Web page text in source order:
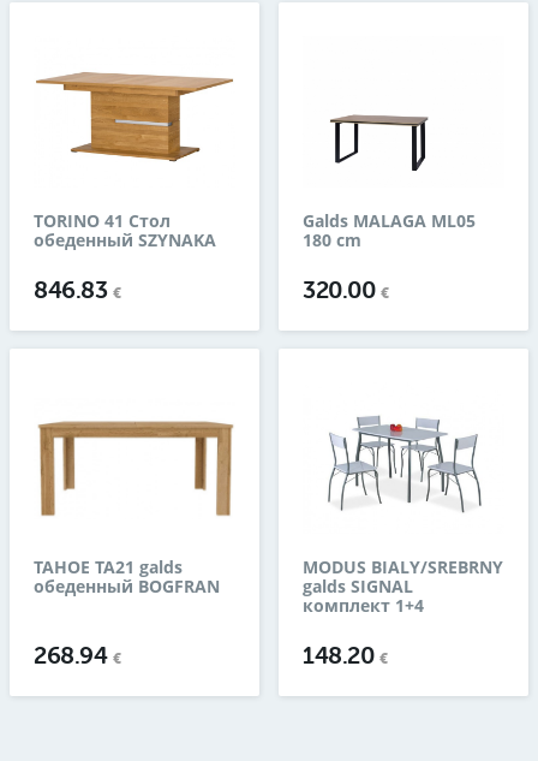
TORINO 41 Стол
обеденный SZYNAKA
846.83€
Galds MALAGA ML05
180 cm
320.00€
TAHOE TA21 galds
обеденный BOGFRAN
268.94€
MODUS BIALY/SREBRNY
galds SIGNAL
комплект 1+4
148.20€